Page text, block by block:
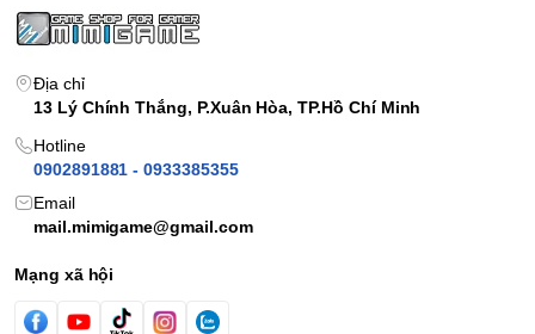
Địa chỉ
13 Lý Chính Thắng, P.Xuân Hòa, TP.Hồ Chí Minh
Hotline
0902891881 - 0933385355
Email
mail.mimigame@gmail.com
Mạng xã hội